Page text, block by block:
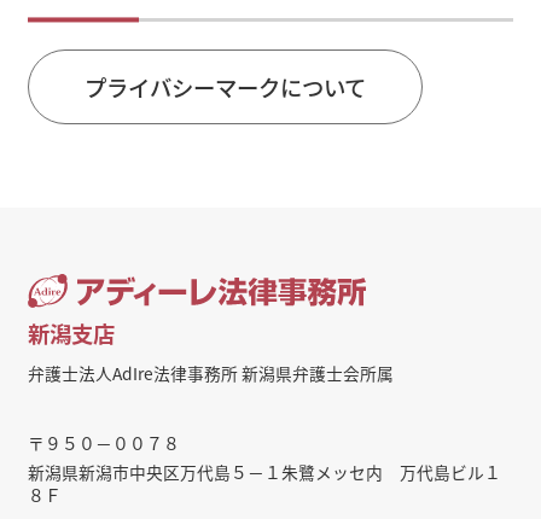
プライバシーマークについて
新潟支店
弁護士法人AdIre法律事務所 新潟県弁護士会所属
〒９５０－００７８
新潟県新潟市中央区万代島５－１朱鷺メッセ内 万代島ビル１
８Ｆ